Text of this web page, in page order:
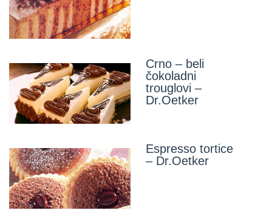
Crno – beli
čokoladni
trouglovi –
Dr.Oetker
Espresso tortice
– Dr.Oetker